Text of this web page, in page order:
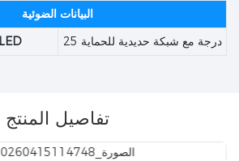
البيانات الضوئية
مجموعة إضاءة LED
25 درجة مع شبكة حديدية للحماية
تفاصيل المنتج